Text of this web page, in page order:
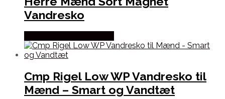
Vandresko
Cmp Rigel Low WP Vandresko til
Mænd – Smart og Vandtæt